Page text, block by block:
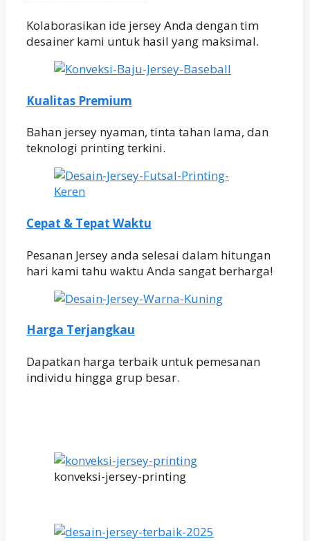
Kolaborasikan ide jersey Anda dengan tim
desainer kami untuk hasil yang maksimal.
Kualitas Premium
Bahan jersey nyaman, tinta tahan lama, dan
teknologi printing terkini.
Cepat & Tepat Waktu
Pesanan Jersey anda selesai dalam hitungan
hari kami tahu waktu Anda sangat berharga!
Harga Terjangkau
Dapatkan harga terbaik untuk pemesanan
individu hingga grup besar.
konveksi-jersey-printing